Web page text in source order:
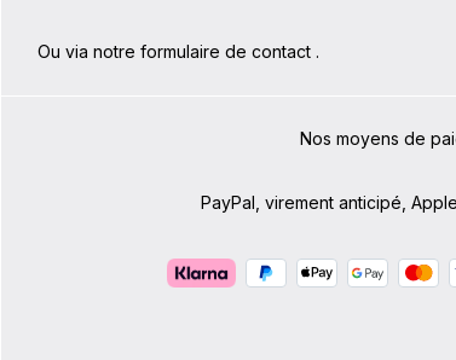
Ou via notre formulaire de contact .
Nos moyens de
PayPal, virement anticipé,